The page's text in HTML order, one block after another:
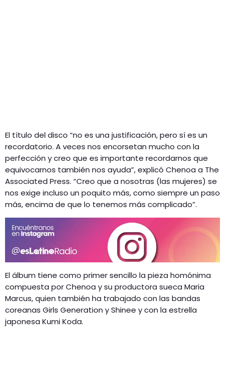
El título del disco “no es una justificación, pero sí es un
recordatorio. A veces nos encorsetan mucho con la
perfección y creo que es importante recordarnos que
equivocarnos también nos ayuda”, explicó Chenoa a The
Associated Press. “Creo que a nosotras (las mujeres) se
nos exige incluso un poquito más, como siempre un paso
más, encima de que lo tenemos más complicado”.
El álbum tiene como primer sencillo la pieza homónima
compuesta por Chenoa y su productora sueca Maria
Marcus, quien también ha trabajado con las bandas
coreanas Girls Generation y Shinee y con la estrella
japonesa Kumi Koda.